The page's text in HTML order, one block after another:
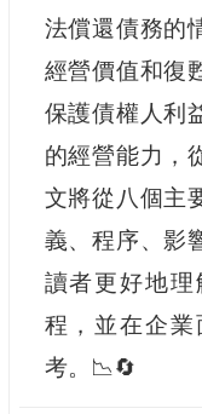
法償還債務的
經營價值和復
保護債權人利
的經營能力，
文將從八個主
義、程序、影
讀者更好地
程，並在企
考。📉🔄